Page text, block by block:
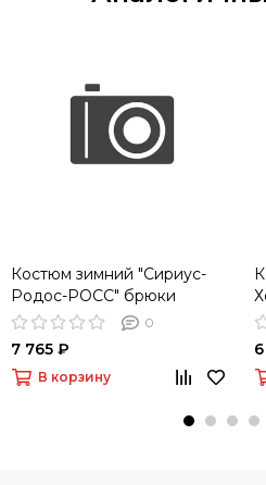
Костюм зимний "Сириус-
Родос-РОСС" брюки
(св.коричневый/
т.коричневый)
0
7 765 ₽
В корзину